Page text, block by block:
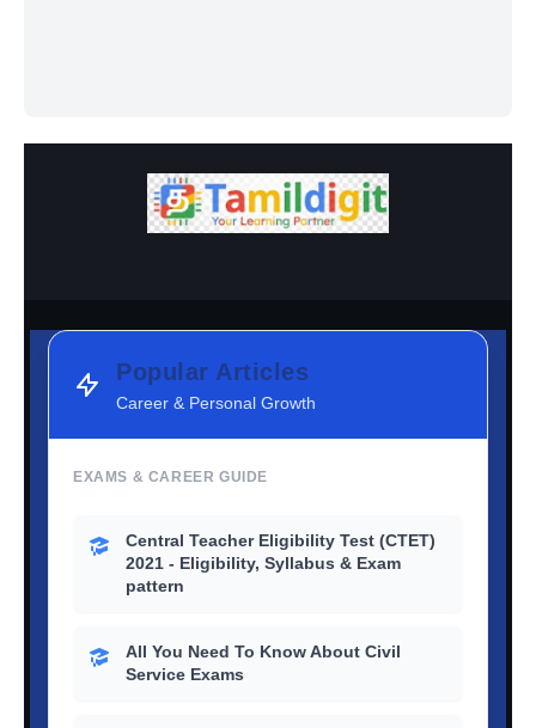
Popular Articles
Career & Personal Growth
EXAMS & CAREER GUIDE
Central Teacher Eligibility Test (CTET)
2021 - Eligibility, Syllabus & Exam
pattern
All You Need To Know About Civil
Service Exams